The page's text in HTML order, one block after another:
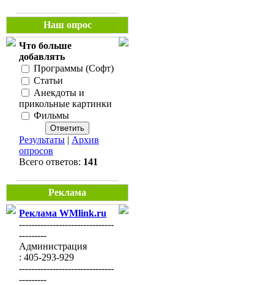
Наш опрос
Что больше
добавлять
Программы (Софт)
Статьи
Анекдоты и
прикольные картинки
Фильмы
Результаты | Архив
опросов
Всего ответов: 141
Реклама
Реклама WMlink.ru
-------------------------------
---------
Администрация
: 405-293-929
-------------------------------
---------